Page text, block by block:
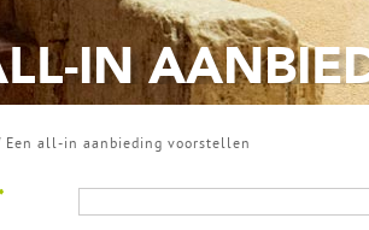
IN
Een all-in aanbieding voorstellen